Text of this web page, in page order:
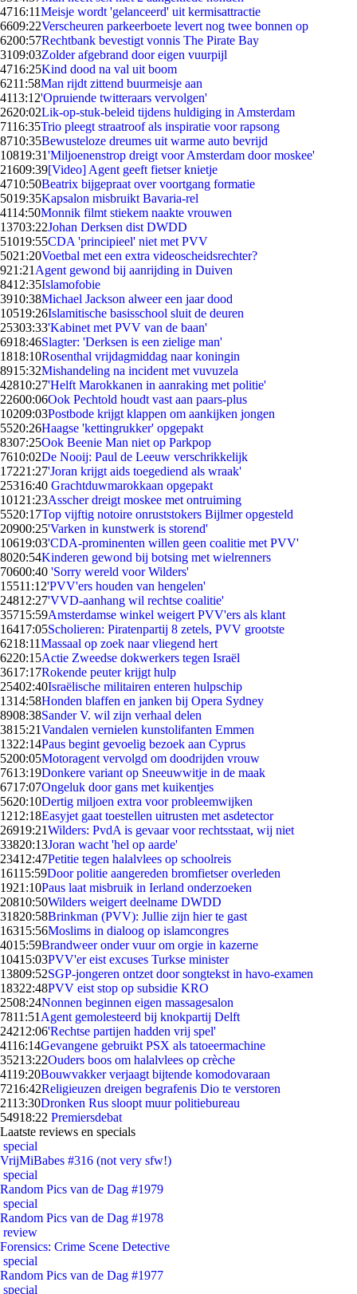
4716:11Meisje wordt 'gelanceerd' uit kermisattractie
6609:22Verscheuren parkeerboete levert nog twee bonnen op
6200:57Rechtbank bevestigt vonnis The Pirate Bay
3109:03Zolder afgebrand door eigen vuurpijl
4716:25Kind dood na val uit boom
6211:58Man rijdt zittend buurmeisje aan
4113:12'Opruiende twitteraars vervolgen'
2620:02Lik-op-stuk-beleid tijdens huldiging in Amsterdam
7116:35Trio pleegt straatroof als inspiratie voor rapsong
8710:35Bewusteloze dreumes uit warme auto bevrijd
10819:31'Miljoenenstrop dreigt voor Amsterdam door moskee'
21609:39[Video] Agent geeft fietser knietje
4710:50Beatrix bijgepraat over voortgang formatie
5019:35Kapsalon misbruikt Bavaria-rel
4114:50Monnik filmt stiekem naakte vrouwen
13703:22Johan Derksen dist DWDD
51019:55CDA 'principieel' niet met PVV
5021:20Voetbal met een extra videoscheidsrechter?
921:21 Agent gewond bij aanrijding in Duiven
8412:35Islamofobie
3910:38Michael Jackson alweer een jaar dood
10519:26Islamitische basisschool sluit de deuren
25303:33'Kabinet met PVV van de baan'
6918:46Slagter: 'Derksen is een zielige man'
1818:10Rosenthal vrijdagmiddag naar koningin
8915:32Mishandeling na incident met vuvuzela
42810:27'Helft Marokkanen in aanraking met politie'
22600:06Ook Pechtold houdt vast aan paars-plus
10209:03Postbode krijgt klappen om aankijken jongen
5520:26Haagse 'kettingrukker' opgepakt
8307:25Ook Beenie Man niet op Parkpop
7610:02De Nooij: Paul de Leeuw verschrikkelijk
17221:27'Joran krijgt aids toegediend als wraak'
25316:40 Grachtduwmarokkaan opgepakt
101 21:23Asscher dreigt moskee met ontruiming
5520:17Top vijftig notoire onruststokers Bijlmer opgesteld
20900:25'Varken in kunstwerk is storend'
10619:03'CDA-prominenten willen geen coalitie met PVV'
8020:54Kinderen gewond bij botsing met wielrenners
70600:40 'Sorry wereld voor Wilders'
15511:12'PVV'ers houden van hengelen'
24812:27'VVD-aanhang wil rechtse coalitie'
35715:59Amsterdamse winkel weigert PVV'ers als klant
16417:05Scholieren: Piratenpartij 8 zetels, PVV grootste
6218:11Massaal op zoek naar vliegend hert
6220:15Actie Zweedse dokwerkers tegen Israël
3617:17Rokende peuter krijgt hulp
25402:40Israëlische militairen enteren hulpschip
1314:58Honden blaffen en janken bij Opera Sydney
8908:38Sander V. wil zijn verhaal delen
3815:21Vandalen vernielen kunstolifanten Emmen
1322:14Paus begint gevoelig bezoek aan Cyprus
5200:05Motoragent vervolgd om doodrijden vrouw
7613:19Donkere variant op Sneeuwwitje in de maak
6717:07Ongeluk door gans met kuikentjes
5620:10Dertig miljoen extra voor probleemwijken
1212:18Easyjet gaat toestellen uitrusten met asdetector
26919:21Wilders: PvdA is gevaar voor rechtsstaat, wij niet
33820:13Joran wacht 'hel op aarde'
23412:47Petitie tegen halalvlees op schoolreis
16115:59Door politie aangereden bromfietser overleden
1921:10Paus laat misbruik in Ierland onderzoeken
20810:50Wilders weigert deelname DWDD
31820:58Brinkman (PVV): Jullie zijn hier te gast
16315:56Moslims in dialoog op islamcongres
4015:59Brandweer onder vuur om orgie in kazerne
10415:03PVV'er eist excuses Turkse minister
13809:52SGP-jongeren ontzet door songtekst in havo-examen
18322:48PVV eist stop op subsidie KRO
2508:24Nonnen beginnen eigen massagesalon
7811:51 Agent gemolesteerd bij knokpartij Delft
24212:06'Rechtse partijen hadden vrij spel'
4116:14Gevangene gebruikt PSX als tatoeermachine
35213:22Ouders boos om halalvlees op crèche
4119:20Bouwvakker verjaagt bijtende komodovaraan
7216:42Religieuzen dreigen begrafenis Dio te verstoren
2113:30Dronken Rus sloopt muur politiebureau
54918:22 Premiersdebat
Laatste reviews en specials
special
VrijMiBabes #316 (not very sfw!)
special
Random Pics van de Dag #1979
special
Random Pics van de Dag #1978
review
Forensics: Crime Scene Detective
special
Random Pics van de Dag #1977
special